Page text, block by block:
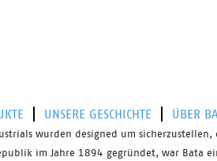
UNSERE GESCHICHTE ÜBER
wurden designed um sicherzustellen,
im Jahre 1894 gegründet, war Bata